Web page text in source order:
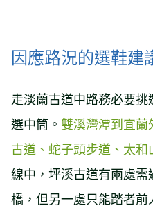
因應路況的選鞋建
走淡蘭古道中路務必要
選中筒。 雙溪灣潭到宜蘭
古道、蛇子頭步道、太和
線中，坪溪古道有兩處
橋，但另一處只能踏者